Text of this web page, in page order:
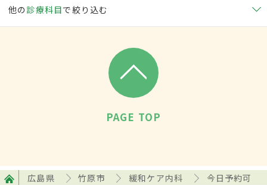
他の 診療科目で絞り込む
PAGE TOP
広島県 竹原市 緩和ケア内科 今日予約可